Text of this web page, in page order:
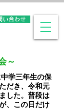
い合わせ
～
学三年生の保
だき、令和元
した。普段は
、この日だけ